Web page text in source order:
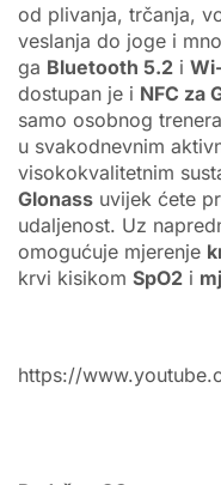
od plivanja, trčanja,
veslanja do joge i
ga Bluetooth 5.2 i
dostupan je i NFC za
samo osobnog
u svakodnevnim
visokokvalitetnim
Glonass uvijek ćete
udaljenost. Uz
omogućuje mjerenje
krvi kisikom SpO2 i
https://